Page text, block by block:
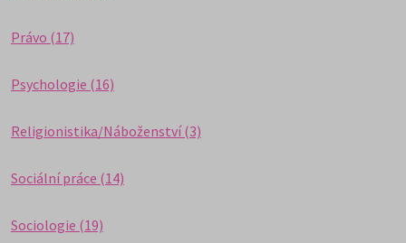
Právo (17)
Psychologie (16)
Religionistika/Náboženství (3)
Sociální práce (14)
Sociologie (19)